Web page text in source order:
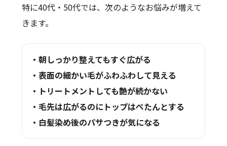
特に40代・50代では、次のようなお悩みが増えて
きます。
・朝しっかり整えてもすぐ広がる
・表面の細かい毛がふわふわして見える
・トリートメントしても艶が続かない
・毛先は広がるのにトップはぺたんとする
・白髪染め後のパサつきが気になる